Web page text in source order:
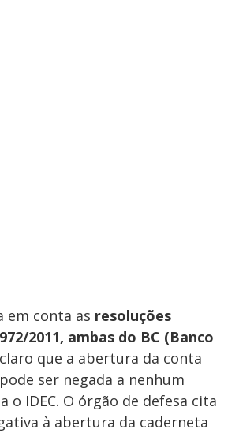
em conta as resoluções
2011, ambas do BC (Banco
que a abertura da conta
ser negada a nenhum
o IDEC. O órgão de defesa cita
à abertura da caderneta